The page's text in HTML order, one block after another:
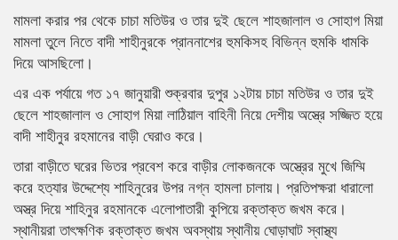
মামলা করার পর থেকে চাচা মতিউর ও তার দুই ছেলে শাহজালাল ও সোহাগ মিয়া
মামলা তুলে নিতে বাদী শাহীনুরকে প্রাননাশের হুমকিসহ বিভিন্ন হুমকি ধামকি
দিয়ে আসছিলো।
এর এক পর্যায়ে গত ১৭ জানুয়ারী শুক্রবার দুপুর ১২টায় চাচা মতিউর ও তার দুই
ছেলে শাহজালাল ও সোহাগ মিয়া লাঠিয়াল বাহিনী নিয়ে দেশীয় অস্ত্রে সজ্জিত হয়ে
বাদী শাহীনুর রহমানের বাড়ী ঘেরাও করে।
তারা বাড়ীতে ঘরের ভিতর প্রবেশ করে বাড়ীর লোকজনকে অস্ত্রের মুখে জিম্মি
করে হত্যার উদ্দেশ্যে শাহিনুরের উপর নগ্ন হামলা চালায়। প্রতিপক্ষরা ধারালো
অস্ত্র দিয়ে শাহিনুর রহমানকে এলোপাতারী কুপিয়ে রক্তাক্ত জখম করে।
স্থানীয়রা তাৎক্ষণিক রক্তাক্ত জখম অবস্থায় স্থানীয় ঘোড়াঘাট স্বাস্থ্য